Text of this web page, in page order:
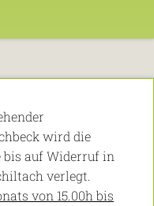
wird die
auf Widerruf in
verlegt.
von 15.00h bis